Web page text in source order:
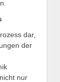
dar,
der
nur